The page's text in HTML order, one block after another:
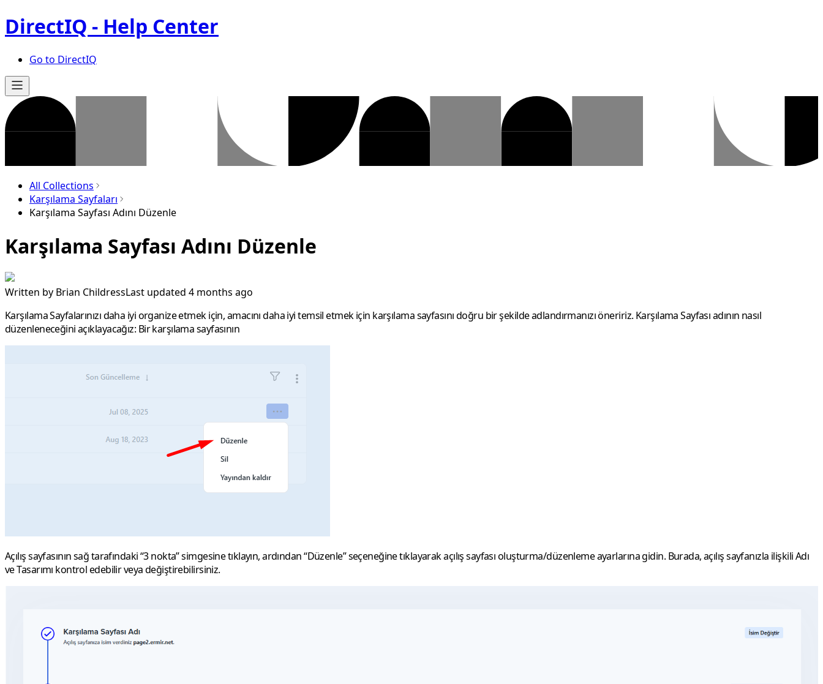
DirectIQ - Help Center
Go to DirectIQ
All Collections
Karşılama Sayfaları
Karşılama Sayfası Adını Düzenle
Karşılama Sayfası Adını Düzenle
Written by Brian ChildressLast updated 4 months ago
Karşılama Sayfalarınızı daha iyi organize etmek için, amacını daha iyi temsil etmek için karşılama sayfasını doğru bir şekilde adlandırmanızı öneririz. Karşılama Sayfası adının nasıl
düzenleneceğini açıklayacağız: Bir karşılama sayfasının
Açılış sayfasının sağ tarafındaki “3 nokta” simgesine tıklayın, ardından “Düzenle” seçeneğine tıklayarak açılış sayfası oluşturma/düzenleme ayarlarına gidin. Burada, açılış sayfanızla ilişkili Adı
ve Tasarımı kontrol edebilir veya değiştirebilirsiniz.